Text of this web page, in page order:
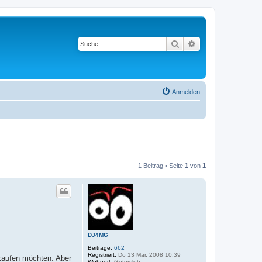
Suche
Anmelden
1 Beitrag • Seite 1 von 1
DJ4MG
Beiträge: 662
Registriert: Do 13 Mär, 2008 10:39
möchten. Aber